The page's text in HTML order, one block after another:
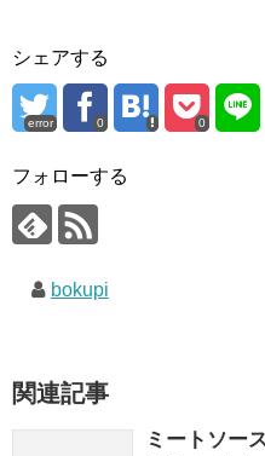
シェアする
error 0 0
フォローする
bokupi
関連記事
ミートソー